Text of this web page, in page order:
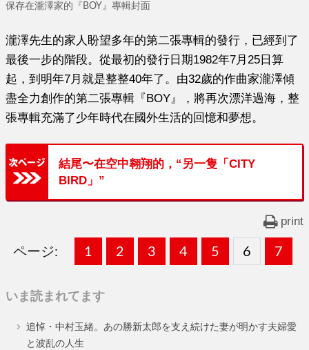
保存在瀧澤家的『BOY』專輯封面
瀧澤先生的家人盼望多年的第二張專輯的發行，已經到了
最後一步的階段。從最初的發行日期1982年7月25日算
起，到明年7月就是整整40年了。由32歲的作曲家瀧澤傾
盡全力創作的第二張專輯『BOY』，將再次漂洋過海，整
張專輯充滿了少年時代在國外生活的回憶和夢想。
結尾〜在空中翱翔的，“另一隻「CITY
BIRD」”
print
ページ:
固
ー
1 ,
固
ー
2 ,
固
ー
3 ,
固
ー
4 ,
固
ー
5 ,
固
ー
6 ,
固
ー
7
いま読まれてます
追悼・中村玉緒。あの勝新太郎を支え続けた妻が明かす夫婦愛
と波乱の人生